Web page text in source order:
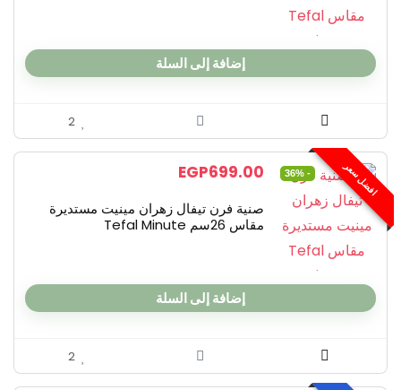
إضافة إلى السلة
2
افضل سعر - 36%
EGP699.00
صنية فرن تيفال زهران مينيت مستديرة
مقاس 26سم Tefal Minute
إضافة إلى السلة
2